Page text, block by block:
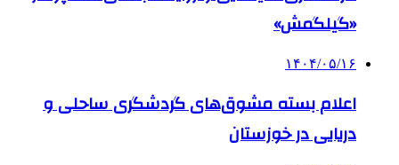
«گیلگمش»
۱۴۰۴/۰۵/۱۶
اعلام بسته مشوق‌های گردشگری ساحلی و
دریایی در خوزستان